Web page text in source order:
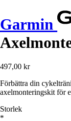
Garmin
497,00 kr
Förbättra din
axelmonteringskit för
Storlek
*